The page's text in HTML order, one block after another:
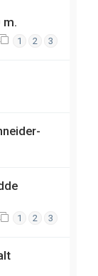
m.
1 2 3
1 2 3